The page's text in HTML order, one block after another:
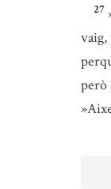
27
vaig,
però